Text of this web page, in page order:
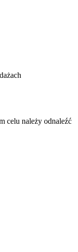
celu należy odnaleźć